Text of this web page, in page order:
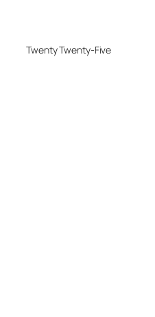
Twenty Twenty-Five